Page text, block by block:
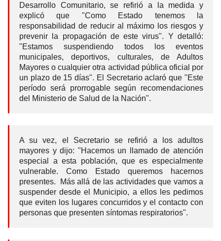
Desarrollo Comunitario, se refirió a la medida y
explicó que "Como Estado tenemos la
responsabilidad de reducir al máximo los riesgos y
prevenir la propagación de este virus". Y detalló:
"Estamos suspendiendo todos los eventos
municipales, deportivos, culturales, de Adultos
Mayores o cualquier otra actividad pública oficial por
un plazo de 15 días". El Secretario aclaró que "Este
período será prorrogable según recomendaciones
del Ministerio de Salud de la Nación".
A su vez, el Secretario se refirió a los adultos
mayores y dijo: "Hacemos un llamado de atención
especial a esta población, que es especialmente
vulnerable. Como Estado queremos hacernos
presentes. Más allá de las actividades que vamos a
suspender desde el Municipio, a ellos les pedimos
que eviten los lugares concurridos y el contacto con
personas que presenten síntomas respiratorios".